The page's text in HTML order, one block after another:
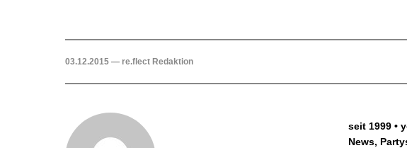
03.12.2015 — re.flect Redaktion
seit 1999 •
News,